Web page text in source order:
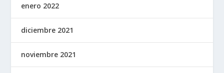
enero 2022
diciembre 2021
noviembre 2021